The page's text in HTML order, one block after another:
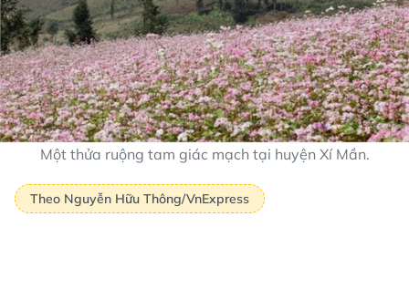
Một thửa ruộng tam giác mạch tại huyện Xí Mần.
Theo Nguyễn Hữu Thông/VnExpress